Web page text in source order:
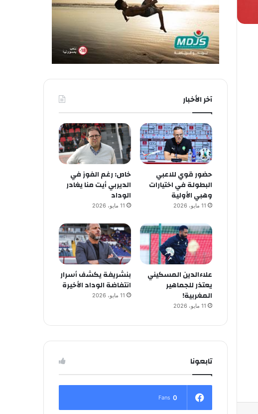
آخر الأخبار
حضور قوي للاعبي
البطولة في اختيارات
وهبي الأولية
11 مايو، 2026
خاص: رغم الفوز في
الديربي أيت منا يغادر
الوداد
11 مايو، 2026
علاءالدين المسكيني
يعتذر للجماهير
المغربية!
11 مايو، 2026
بنشريفة يكشف أسرار
انتفاضة الوداد الأخيرة
11 مايو، 2026
تابعونا
0
Fans